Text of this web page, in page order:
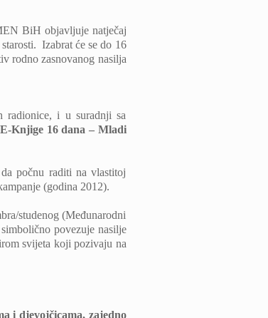
BiH objavljuje natječaj
Izabrat će se do 16
rodno zasnovanog nasilja
radionice, i u suradnji sa
E-Knjige 16 dana – Mladi
počnu raditi na vlastitoj
(godina 2012).
studenog (Međunarodni
povezuje nasilje
svijeta koji pozivaju na
i djevojčicama, zajedno